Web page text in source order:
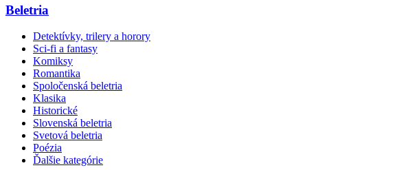
Beletria
Detektívky, trilery a horory
Sci-fi a fantasy
Komiksy
Romantika
Spoločenská beletria
Klasika
Historické
Slovenská beletria
Svetová beletria
Poézia
Ďalšie kategórie